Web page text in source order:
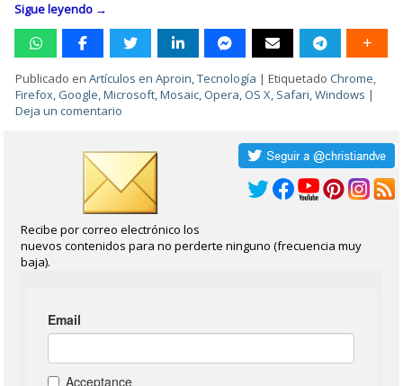
Sigue leyendo →
Publicado en Artículos en Aproin,Tecnología |Etiquetado Chrome,
Firefox, Google,Microsoft,Mosaic, Opera, OS X, Safari,Windows |
Deja un comentario
Recibe por correo electrónico los
nuevos contenidos para no perderte ninguno (frecuencia muy
baja).